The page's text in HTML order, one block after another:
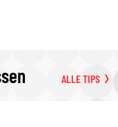
ALLE TIPS